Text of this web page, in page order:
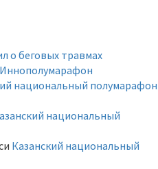
о беговых травмах
Иннополумарафон
национальный полумарафон
национальный
Казанский национальный